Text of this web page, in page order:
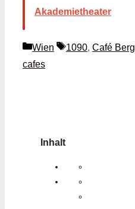
Akademietheater
Kategorien
Wien Schlagwörter
1090, Café Berg
cafes
Inhalt